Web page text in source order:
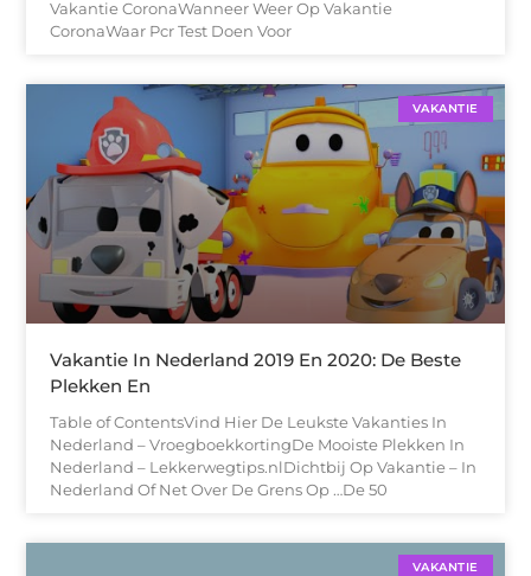
Vakantie CoronaWanneer Weer Op Vakantie
CoronaWaar Pcr Test Doen Voor
VAKANTIE
Vakantie In Nederland 2019 En 2020: De Beste
Plekken En
Table of ContentsVind Hier De Leukste Vakanties In
Nederland – VroegboekkortingDe Mooiste Plekken In
Nederland – Lekkerwegtips.nlDichtbij Op Vakantie – In
Nederland Of Net Over De Grens Op …De 50
VAKANTIE